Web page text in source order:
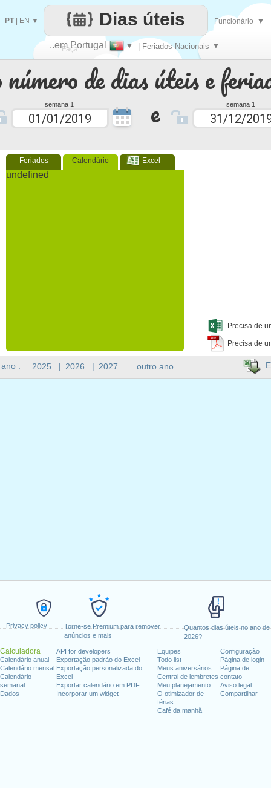
Privacy policy
Torne-se Premium para remover
anúncios e mais
Quantos dias úteis no ano de
2026?
Calculadora
Calendário anual
Calendário mensal
Calendário
semanal
Dados
API for developers
Exportação padrão do Excel
Exportação personalizada do
Excel
Exportar calendário em PDF
Incorporar um widget
Equipes
Todo list
Meus aniversários
Central de lembretes
Meu planejamento
O otimizador de
férias
Café da manhã
Configuração
Página de login
Página de
contato
Aviso legal
Compartilhar
de dias úteis e
semana 1 e semana 1
Feriados Calendário Excel
undefined
Precisa de
Precisa de
Faça
cada
..em Portugal ▼ | Feriados Nacionais ▼
Dias úteis
PT| EN ▼ Funcionário ▼
: 2025 | 2026 | 2027 ..outro ano